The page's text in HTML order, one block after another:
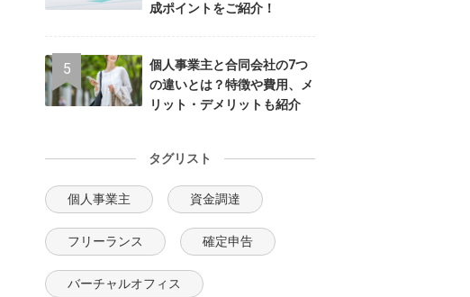
成ポイントをご紹介！
個人事業主と合同会社の7つ
の違いとは？特徴や費用、メ
リット・デメリットも紹介
タグリスト
個人事業主 資金調達
フリーランス 確定申告
バーチャルオフィス